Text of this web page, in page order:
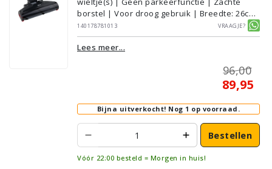
borstel | Voor droog gebruik | Breedte: 26cm
| Zonder verlichting | Met kliksysteem |
Zwart | AEG/Electrolux | Geschikt voor
vloertype: Plavuizen/Tegels,
140178781013 Vraagje?
Lees meer...
96,00
89,95
Bijna uitverkocht! Nog 1 op voorraad.
Bestellen
Vóór 22:00 besteld = Morgen in huis!